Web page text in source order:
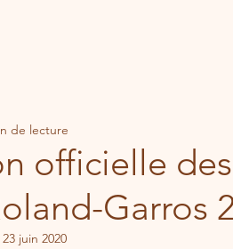
officielle
Garros
de lecture
23 juin 2020